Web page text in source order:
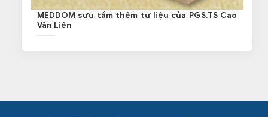
MEDDOM sưu tầm thêm tư liệu của PGS.TS Cao
Văn Liên